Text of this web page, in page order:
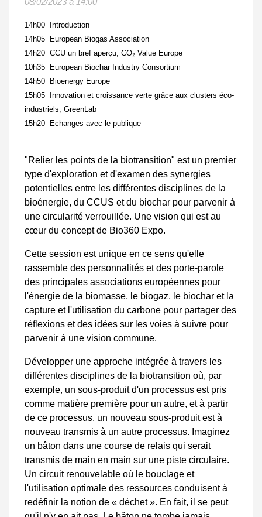
14h00 Introduction
14h05 European Biogas Association
14h20 CCU un bref aperçu, CO₂ Value Europe
10h35 European Biochar Industry Consortium
14h50 Bioenergy Europe
15h05 Innovation et croissance verte grâce aux clusters éco-
industriels, GreenLab
15h20 Echanges avec le publique
"Relier les points de la biotransition" est un premier
type d'exploration et d'examen des synergies
potentielles entre les différentes disciplines de la
bioénergie, du CCUS et du biochar pour parvenir à
une circularité verrouillée. Une vision qui est au
cœur du concept de Bio360 Expo.
Cette session est unique en ce sens qu'elle
rassemble des personnalités et des porte-parole
des principales associations européennes pour
l'énergie de la biomasse, le biogaz, le biochar et la
capture et l'utilisation du carbone pour partager des
réflexions et des idées sur les voies à suivre pour
parvenir à une vision commune.
Développer une approche intégrée à travers les
différentes disciplines de la biotransition où, par
exemple, un sous-produit d'un processus est pris
comme matière première pour un autre, et à partir
de ce processus, un nouveau sous-produit est à
nouveau transmis à un autre processus. Imaginez
un bâton dans une course de relais qui serait
transmis de main en main sur une piste circulaire.
Un circuit renouvelable où le bouclage et
l'utilisation optimale des ressources conduisent à
redéfinir la notion de « déchet ». En fait, il se peut